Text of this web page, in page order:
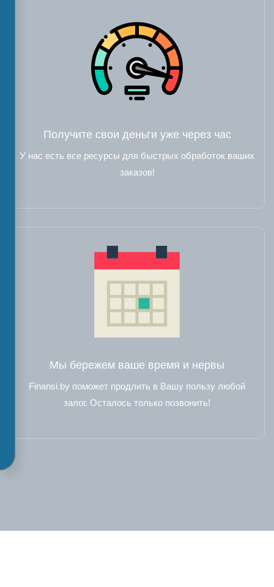
Получите свои деньги уже через час
У нас есть все ресурсы для быстрых обработок ваших
заказов!
Мы бережем ваше время и нервы
Finansi.by поможет продлить в Вашу пользу любой
залог. Осталось только позвонить!